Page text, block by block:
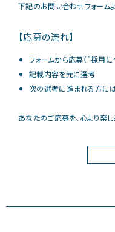
下記のお問い合わせフォーム
【応募の流れ】
フォームから応募（”採用に
記載内容を元に選考
次の選考に進まれる方に
あなたのご応募を、心より楽し